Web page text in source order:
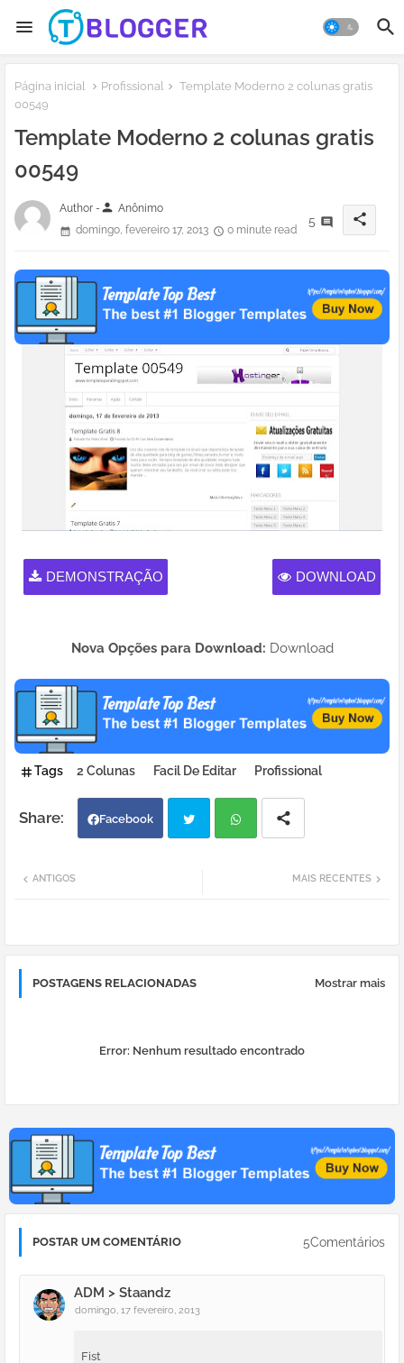
Página inicial Profissional
Template Moderno 2 colunas gratis
00549
Template Moderno 2 colunas gratis
00549
Author -person Anônimo
domingo, fevereiro 17, 2013
0 minute read
5 share
DOWNLOAD
DEMONSTRAÇÃO
Nova Opções para Download: Download
Tags 2 Colunas Facil De Editar Profissional
Facebook
pp
MAIS RECENTES
ANTIGOS
POSTAGENS RELACIONADAS Mostrar mais
Error: Nenhum resultado encontrado
POSTAR UM COMENTÁRIO 5Comentários
ADM > Staandz
domingo, 17 fevereiro, 2013
Fist